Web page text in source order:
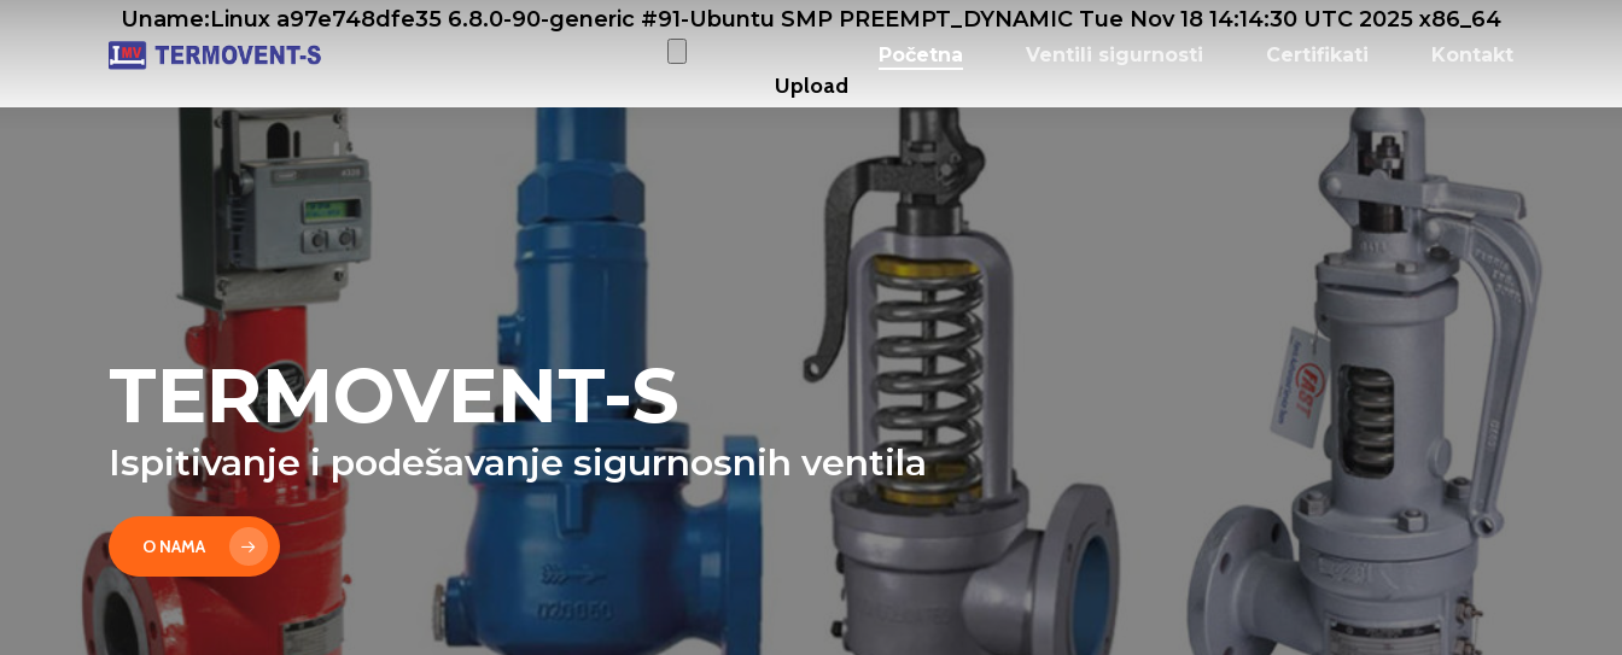
Uname:Linux a97e748dfe35 6.8.0-90-generic #91-Ubuntu SMP PREEMPT_DYNAMIC Tue Nov 18 14:14:30 UTC 2025 x86_64
Početna Ventili sigurnosti Certifikati Kontakt
TERMOVENT-S
Ispitivanje i podešavanje sigurnosnih ventila
O NAMA